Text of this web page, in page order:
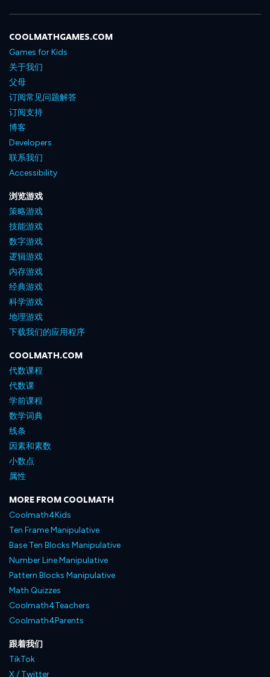
COOLMATHGAMES.COM
Games for Kids
关于我们
父母
订阅常见问题解答
订阅支持
博客
Developers
联系我们
Accessibility
浏览游戏
策略游戏
技能游戏
数字游戏
逻辑游戏
内存游戏
经典游戏
科学游戏
地理游戏
下载我们的应用程序
COOLMATH.COM
代数课程
代数课
学前课程
数学词典
线条
因素和素数
小数点
属性
MORE FROM COOLMATH
Coolmath4Kids
Ten Frame Manipulative
Base Ten Blocks Manipulative
Number Line Manipulative
Pattern Blocks Manipulative
Math Quizzes
Coolmath4Teachers
Coolmath4Parents
跟着我们
TikTok
X / Twitter